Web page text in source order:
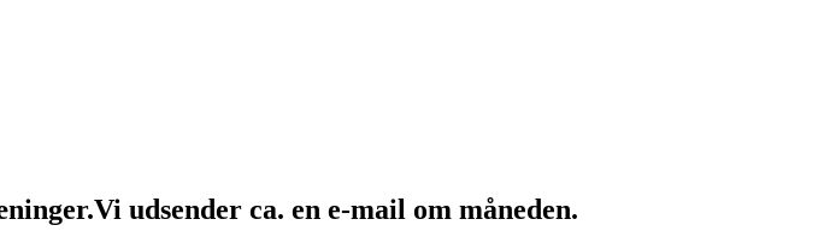
Vi udsender ca. en e-mail om måneden.